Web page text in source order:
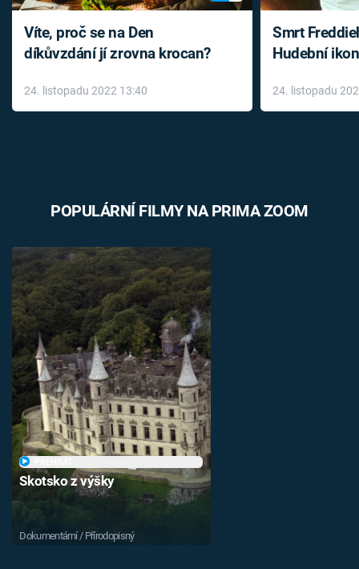
Víte, proč se na Den
díkůvzdání jí zrovna krocan?
24. listopadu 2022 13:40
Smrt
Hudební
léky
24. listopadu
POPULÁRNÍ FILMY NA PRIMA ZOOM
Skotsko z výšky
Dokumentární / Přírodopisný